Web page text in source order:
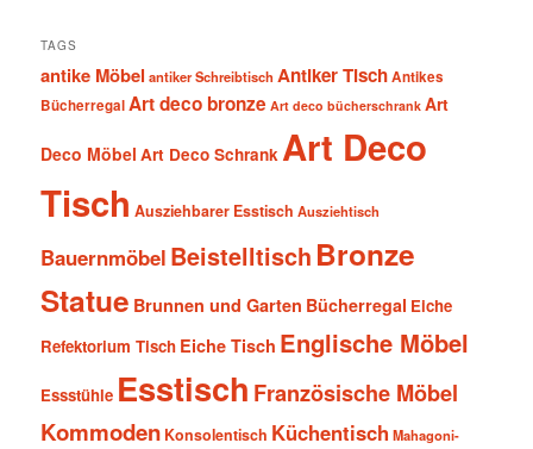
TAGS
antike Möbel antiker Schreibtisch Antiker TischAntikes
BücherregalArt deco bronze Art deco bücherschrank Art
Deco Möbel Art Deco Schrank Art Deco
Tisch Ausziehbarer Esstisch Ausziehtisch
Bauernmöbel Beistelltisch Bronze
Statue Brunnen und Garten Bücherregal Eiche
Refektorium Tisch Eiche Tisch Englische Möbel
Essstühle Esstisch Französische Möbel
Kommoden Konsolentisch Küchentisch Mahagoni-